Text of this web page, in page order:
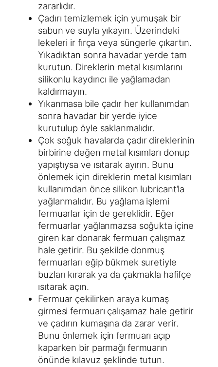
zararlıdır.
Çadırı temizlemek için yumuşak bir
sabun ve suyla yıkayın. Üzerindeki
lekeleri ir fırça veya süngerle çıkartın.
Yıkadıktan sonra havadar yerde tam
kurutun. Direklerin metal kısımlarını
silikonlu kaydırıcı ile yağlamadan
kaldırmayın.
Yıkanmasa bile çadır her kullanımdan
sonra havadar bir yerde iyice
kurutulup öyle saklanmalıdır.
Çok soğuk havalarda çadır direklerinin
birbirine değen metal kısımları donup
yapıştıysa ve ısıtarak ayırın. Bunu
önlemek için direklerin metal kısımları
kullanımdan önce silikon lubricant’la
yağlanmalıdır. Bu yağlama işlemi
fermuarlar için de gereklidir. Eğer
fermuarlar yağlanmazsa soğukta içine
giren kar donarak fermuarı çalışmaz
hale getirir. Bu şekilde donmuş
fermuarları eğip bükmek suretiyle
buzları kırarak ya da çakmakla hafifçe
ısıtarak açın.
Fermuar çekilirken araya kumaş
girmesi fermuarı çalışamaz hale getirir
ve çadırın kumaşına da zarar verir.
Bunu önlemek için fermuarı açıp
kaparken bir parmağı fermuarın
önünde kılavuz şeklinde tutun.